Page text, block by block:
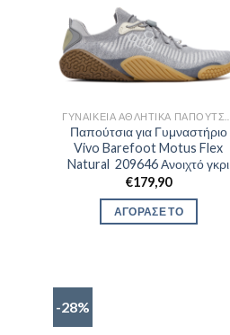
Παπούτσια για Γυμναστήριο
Vivo Barefoot Motus Flex
Natural 209646 Ανοιχτό γκρι
€179,90
ΑΓΟΡΑΣΕ ΤΟ
-28%